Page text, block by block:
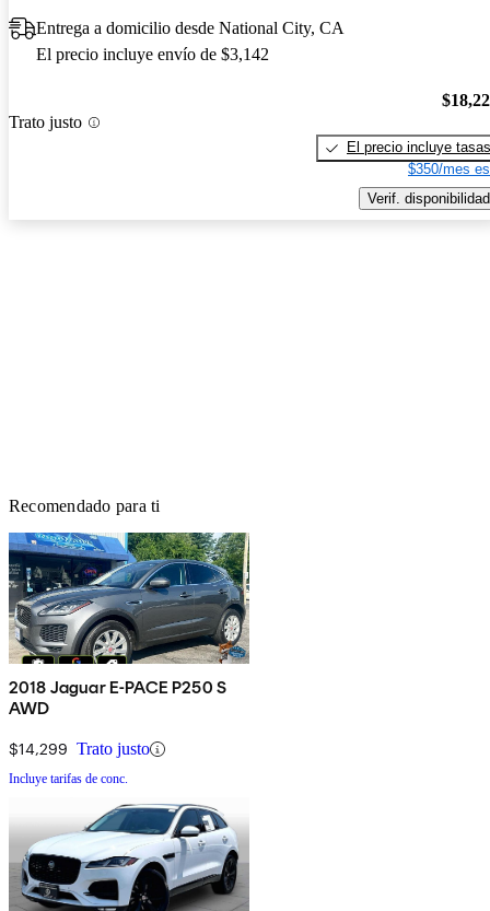
Entrega a domicilio desde National City, CA
El precio incluye envío de $3,142
Trato justo
El precio incluye tasas
$350/mes
Verif. disponibilidad
Recomendado para ti
2018 Jaguar E-PACE P250 S
AWD
$14,299 Trato justo
Incluye tarifas de conc.